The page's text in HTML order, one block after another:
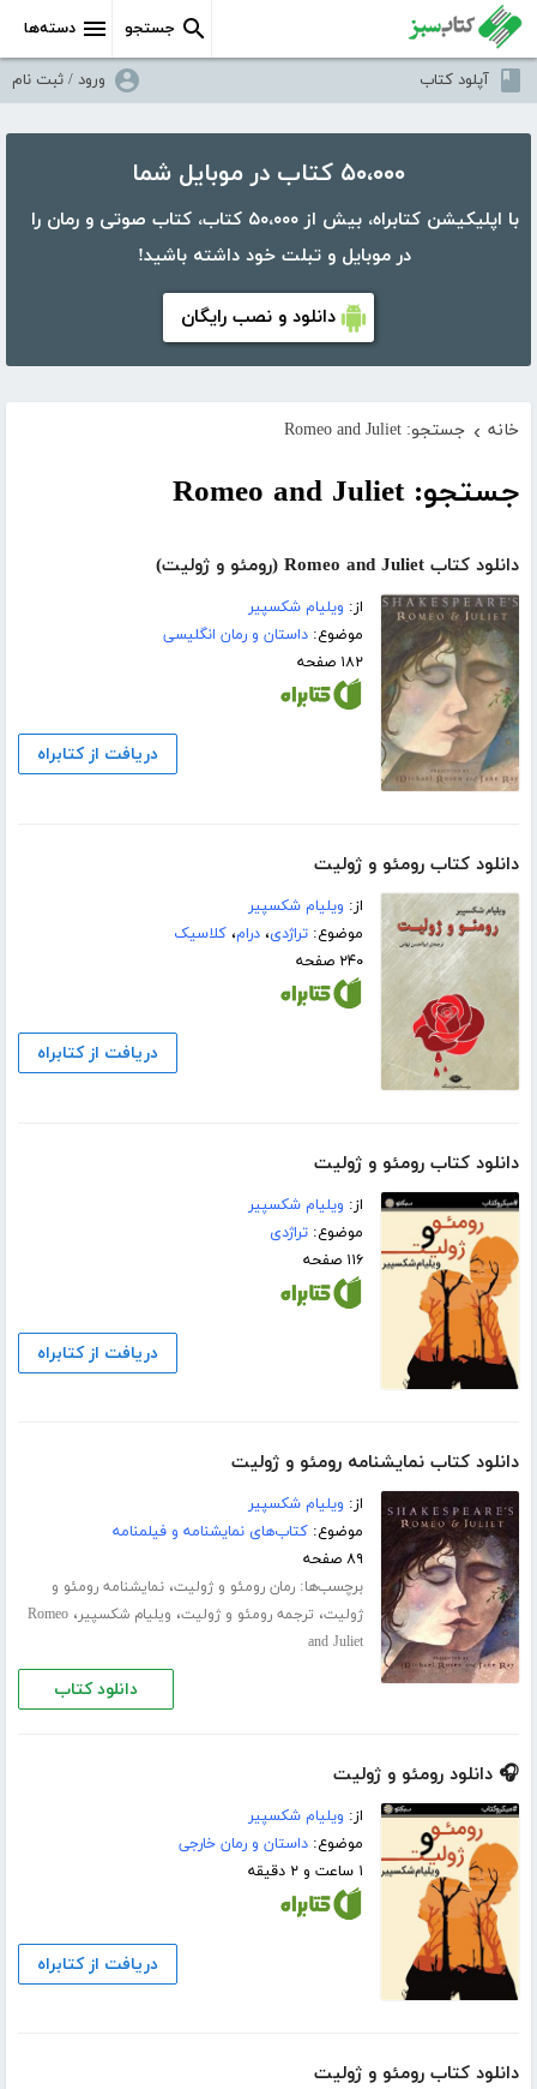
دسته‌ها جستجو
آپلود کتاب ورود / ثبت نام
۵۰،۰۰۰ کتاب در موبایل شما
با اپلیکیشن کتابراه، بیش از ۵۰،۰۰۰ کتاب، کتاب صوتی و رمان را
در موبایل و تبلت خود داشته باشید!
دانلود و نصب رایگان
خانه › جستجو: Romeo and Juliet
جستجو: Romeo and Juliet
دانلود کتاب Romeo and Juliet (رومئو و ژولیت)
از: ویلیام شکسپیر
موضوع:داستان و رمان انگلیسی
۱۸۲ صفحه
دریافت از کتابراه
دانلود کتاب رومئو و ژولیت
از: ویلیام شکسپیر
موضوع:تراژدی،درام،کلاسیک
۲۴۰ صفحه
دریافت از کتابراه
دانلود کتاب رومئو و ژولیت
از: ویلیام شکسپیر
موضوع:تراژدی
۱۱۶ صفحه
دریافت از کتابراه
دانلود کتاب نمایشنامه رومئو و ژولیت
از: ویلیام شکسپیر
موضوع:کتاب‌های نمایشنامه و فیلمنامه
۸۹ صفحه
برچسب‌ها:رمان رومئو و ژولیت،نمایشنامه رومئو و
ژولیت، ترجمه رومئو و ژولیت، ویلیام شکسپیر،Romeo
and Juliet
دانلود کتاب
🎧 دانلود رومئو و ژولیت
از: ویلیام شکسپیر
موضوع:داستان و رمان خارجی
۱ ساعت و ۲ دقیقه
دریافت از کتابراه
دانلود کتاب رومئو و ژولیت